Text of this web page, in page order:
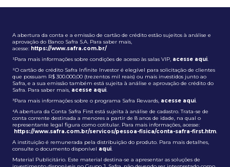
A abertura da conta e a emissão de cartão de crédito estão sujeitos à análise e
aprovação do Banco Safra S.A. Para saber mais,
acesse: https://www.safra.com.br/
¹Para mais informações sobre condições de acesso às salas VIP, acesse aqui.
²O cartão de crédito Safra Infinite Investor é elegível para solicitação de clientes
que possuam R$ 300.000,00 (trezentos mil reais) ou mais investidos junto ao
Safra, e a sua emissão também está sujeita à análise e aprovação de crédito do
Safra. Para saber mais, acesse aqui.
³Para mais informações sobre o programa Safra Rewards, acesse aqui.
⁴A abertura da Conta Safra First está sujeita à análise de cadastro. Trata-se de
conta corrente destinada a menores a partir de 8 anos de idade, na qual o
representante legal figura como cotitular. Para mais informações, acesse:
https://www.safra.com.br/servicos/pessoa-fisica/conta-safra-first.htm.
A instituição é remunerada pela distribuição do produto. Para mais detalhes,
consulte o documento disponível aqui.
Material Publicitário. Este material destina-se a apresentar as soluções de